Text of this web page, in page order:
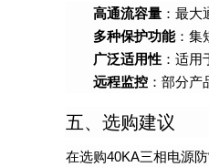
高通流容量 ：最
多种保护功能：集
广泛适用性 ：适
远程监控 ：部分
五、选购建议
在选购40KA三相电源